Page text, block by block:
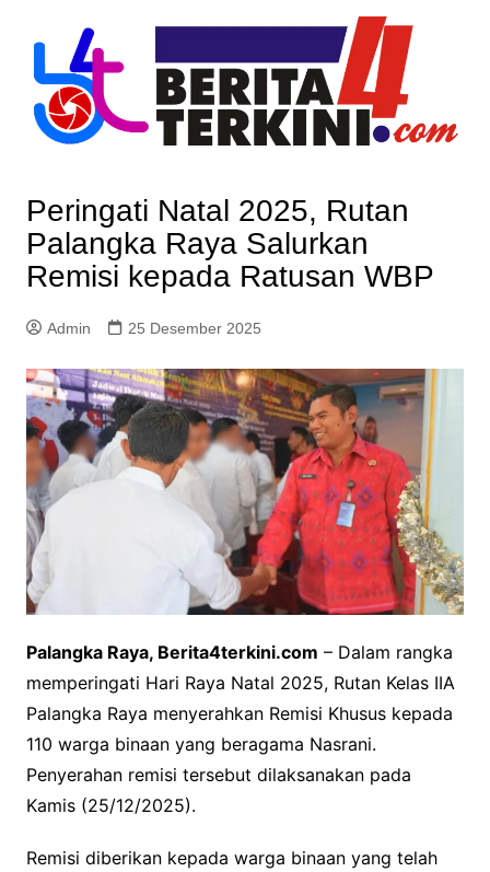
content
Peringati Natal 2025, Rutan
Palangka Raya Salurkan
Remisi kepada Ratusan WBP
Admin 25 Desember 2025
Palangka Raya, Berita4terkini.com – Dalam rangka
memperingati Hari Raya Natal 2025, Rutan Kelas IIA
Palangka Raya menyerahkan Remisi Khusus kepada
110 warga binaan yang beragama Nasrani.
Penyerahan remisi tersebut dilaksanakan pada
Kamis (25/12/2025).
Remisi diberikan kepada warga binaan yang telah